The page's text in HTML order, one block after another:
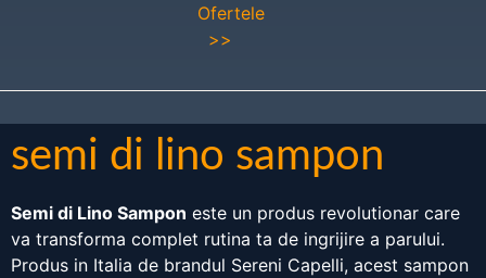
Ofertele
>>
semi di lino sampon
Semi di Lino Sampon este un produs revolutionar care
va transforma complet rutina ta de ingrijire a parului.
Produs in Italia de brandul Sereni Capelli, acest sampon